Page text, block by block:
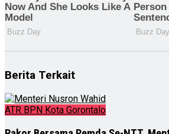
Berita Terkait
ATR BPN Kota Gorontalo